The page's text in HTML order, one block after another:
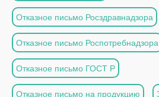
Отказное письмо Росздравнадзора
Отказное письмо Роспотребнадзора
Отказное письмо ГОСТ Р
Отказное письмо на продукцию